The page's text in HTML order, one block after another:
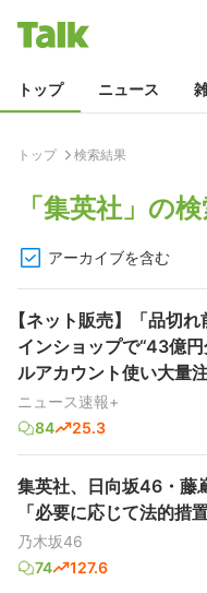
トップ ニュース
トップ 検索結果
「集英社 」の
アーカイブを含む
【ネット販売】「品切
インショップで“43億
ルアカウント使い大量
ニュース速報+
84
25.3
集英社、日向坂46・藤
「必要に応じて法的措
乃木坂46
74
127.6